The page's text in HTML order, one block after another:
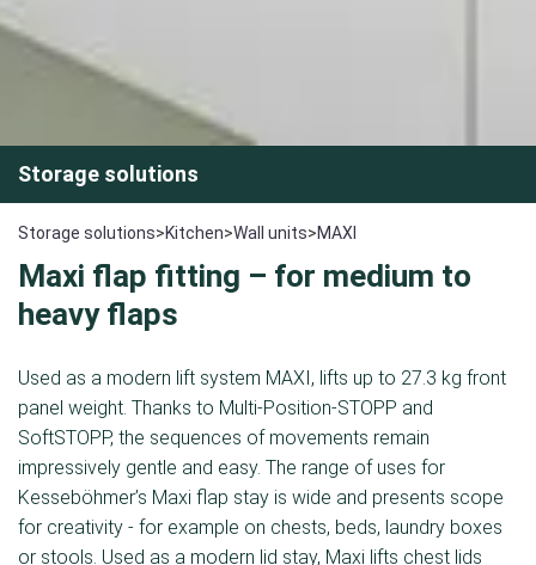
Storage solutions
Storage solutions>Kitchen>Wall units>MAXI
Maxi flap fitting – for medium to
heavy flaps
Used as a modern lift system MAXI, lifts up to 27.3 kg front
panel weight. Thanks to Multi-Position-STOPP and
SoftSTOPP, the sequences of movements remain
impressively gentle and easy. The range of uses for
Kesseböhmer’s Maxi flap stay is wide and presents scope
for creativity - for example on chests, beds, laundry boxes
or stools. Used as a modern lid stay, Maxi lifts chest lids